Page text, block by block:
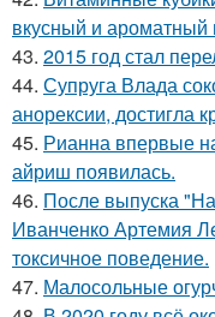
вкусный и ароматный
43. 2015 год стал
44. Супруга Влада
анорексии, достигла
45. Рианна впервые
айриш появилась.
46. После выпуска
Иванченко Артемия
токсичное поведение.
47. Малосольные